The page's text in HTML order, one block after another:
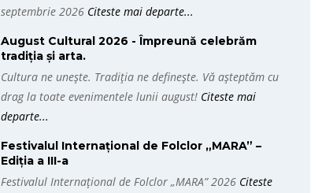
septembrie 2026 Citeste mai departe...
August Cultural 2026 - Împreună celebrăm
tradiția și arta.
Cultura ne unește. Tradiția ne definește. Vă așteptăm cu
drag la toate evenimentele lunii august! Citeste mai
departe...
Festivalul Internațional de Folclor „MARA” –
Ediția a III-a
Festivalul Internațional de Folclor „MARA” 2026 Citeste